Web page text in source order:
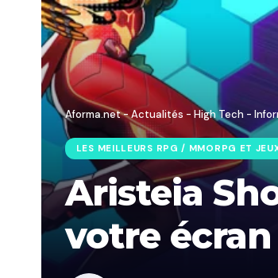
Aforma.net - Actualités - High Tech -
LES MEILLEURS RPG / MMORPG ET
Aristeia
votre écran